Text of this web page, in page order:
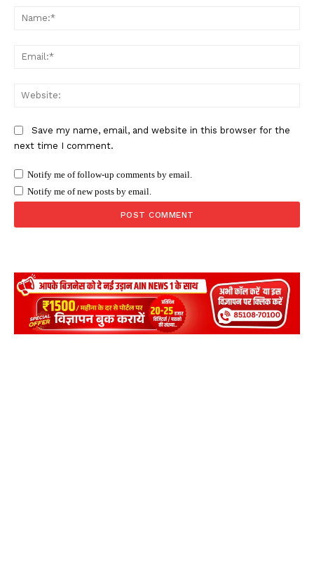
Save my name, email, and website in this browser for the
next time I comment.
Notify me of follow-up comments by email.
Notify me of new posts by email.